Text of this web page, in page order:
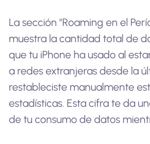
La sección "Roaming en el
muestra la cantidad total de
que tu iPhone ha usado al
a redes extranjeras desde la
restableciste manualmente
estadísticas. Esta cifra te da
de tu consumo de datos